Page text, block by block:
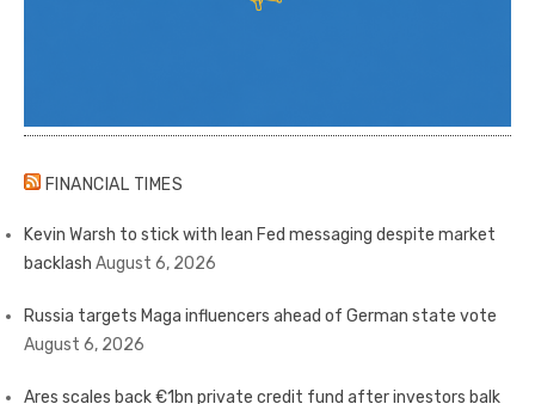
FINANCIAL TIMES
Kevin Warsh to stick with lean Fed messaging despite market
backlash August 6, 2026
Russia targets Maga influencers ahead of German state vote
August 6, 2026
Ares scales back €1bn private credit fund after investors balk